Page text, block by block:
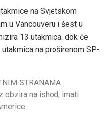
na Svjetskom
u Vancouveru i šest u
13 utakmica, dok će
na proširenom SP-
STRANAMA
obzira na ishod, imati